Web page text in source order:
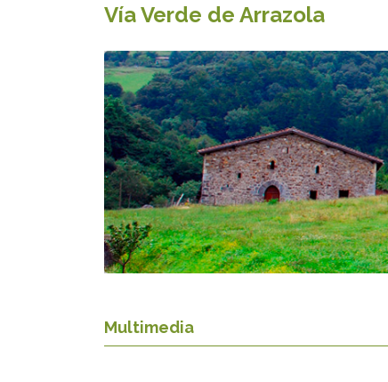
Vía Verde de Arrazola
Multimedia